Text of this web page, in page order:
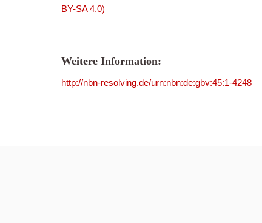
BY-SA 4.0)
Weitere Information:
http://nbn-resolving.de/urn:nbn:de:gbv:45:1-4248